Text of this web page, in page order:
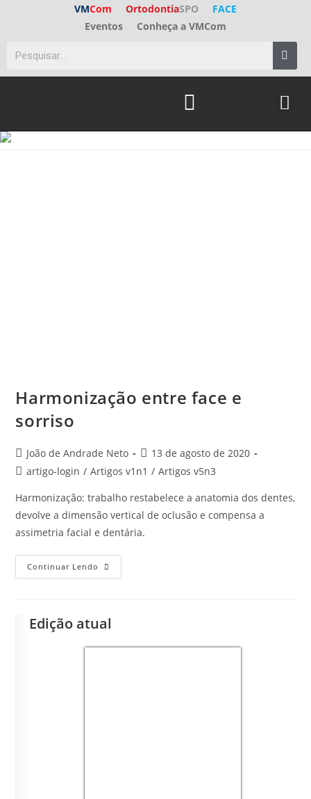
VMCom OrtodontiaSPO
FACE
Eventos
Conheça a VMCom
Harmonização entre face e
sorriso
João de Andrade Neto
13 de agosto de 2020
artigo-login / Artigos v1n1 / Artigos v5n3
Harmonização: trabalho restabelece a anatomia dos dentes,
devolve a dimensão vertical de oclusão e compensa a
assimetria facial e dentária.
Continuar Lendo
Edição atual